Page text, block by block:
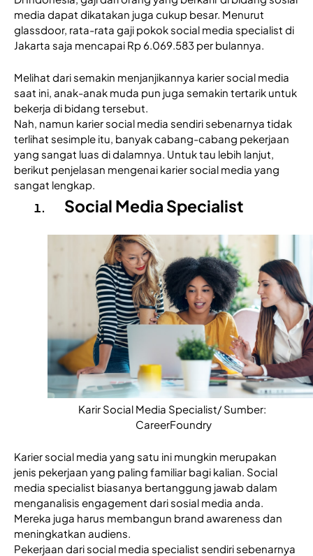
media dapat dikatakan juga cukup besar. Menurut
glassdoor, rata-rata gaji pokok social media specialist di
Jakarta saja mencapai Rp 6.069.583 per bulannya.
Melihat dari semakin menjanjikannya karier social media
saat ini, anak-anak muda pun juga semakin tertarik untuk
bekerja di bidang tersebut.
Nah, namun karier social media sendiri sebenarnya tidak
terlihat sesimple itu, banyak cabang-cabang pekerjaan
yang sangat luas di dalamnya. Untuk tau lebih lanjut,
berikut penjelasan mengenai karier social media yang
sangat lengkap.
Social Media Specialist
Karir Social Media Specialist/ Sumber:
CareerFoundry
Karier social media yang satu ini mungkin merupakan
jenis pekerjaan yang paling familiar bagi kalian. Social
media specialist biasanya bertanggung jawab dalam
menganalisis engagement dari sosial media anda.
Mereka juga harus membangun brand awareness dan
meningkatkan audiens.
Pekerjaan dari social media specialist sendiri sebenarnya